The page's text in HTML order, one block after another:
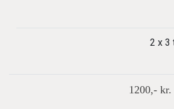
2 x 3
1200,-